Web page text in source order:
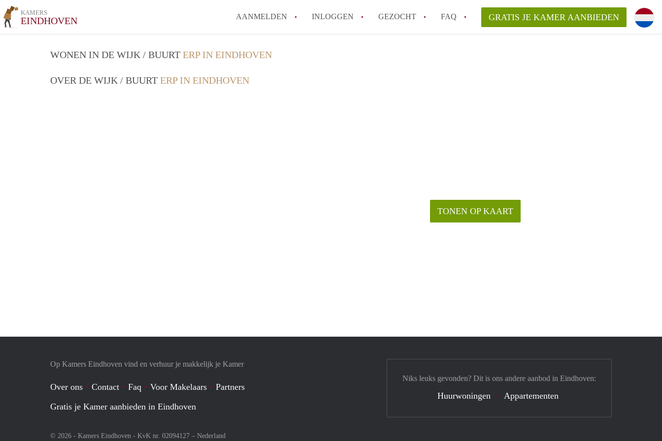
KAMERS
EINDHOVEN AANMELDEN INLOGGEN GEZOCHT FAQ GRATIS JE KAMER AANBIEDEN
WONEN IN DE WIJK / BUURT ERP IN EINDHOVEN
OVER DE WIJK / BUURT ERP IN EINDHOVEN
TONEN OP KAART
Op Kamers Eindhoven vind en verhuur je makkelijk je Kamer
Over ons Contact Faq Voor Makelaars
Partners
Gratis je Kamer aanbieden in Eindhoven
© 2026 - Kamers Eindhoven - KvK nr. 02094127 – Nederland
Niks leuks gevonden? Dit is ons andere aanbod in Eindhoven:
Huurwoningen Appartementen